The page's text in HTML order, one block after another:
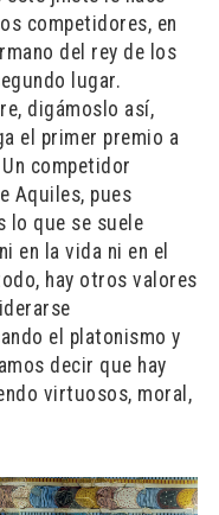
competidores, en
del rey de los
lugar.
digámoslo así,
el primer premio a
competidor
Aquiles, pues
lo que se suele
en la vida ni en el
hay otros valores
el platonismo y
decir que hay
virtuosos, moral,